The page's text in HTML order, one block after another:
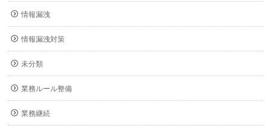
情報漏洩
情報漏洩対策
未分類
業務ルール整備
業務継続